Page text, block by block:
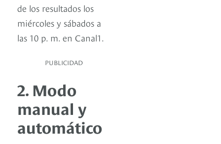
de los resultados los
miércoles y sábados a
las 10 p. m. en Canal1.
PUBLICIDAD
2. Modo
manual y
automático